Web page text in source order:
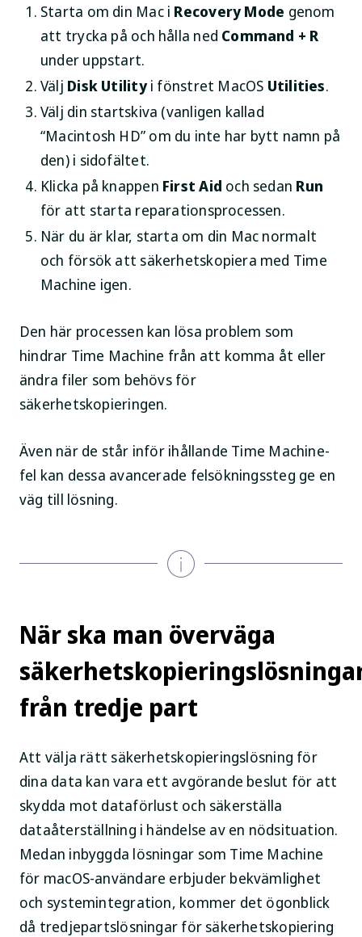
Starta om din Mac i Recovery Mode genom
att trycka på och hålla ned Command + R
under uppstart.
Välj Disk Utilityi fönstret MacOS Utilities.
Välj din startskiva (vanligen kallad
“Macintosh HD” om du inte har bytt namn på
den) i sidofältet.
Klicka på knappen First Aid och sedan Run
för att starta reparationsprocessen.
När du är klar, starta om din Mac normalt
och försök att säkerhetskopiera med Time
Machine igen.
Den här processen kan lösa problem som
hindrar Time Machine från att komma åt eller
ändra filer som behövs för
säkerhetskopieringen.
Även när de står inför ihållande Time Machine-
fel kan dessa avancerade felsökningssteg ge en
väg till lösning.
När ska man överväga
från tredje part
Att välja rätt säkerhetskopieringslösning för
dina data kan vara ett avgörande beslut för att
skydda mot dataförlust och säkerställa
dataåterställning i händelse av en nödsituation.
Medan inbyggda lösningar som Time Machine
för macOS-användare erbjuder bekvämlighet
och systemintegration, kommer det ögonblick
då tredjepartslösningar för säkerhetskopiering